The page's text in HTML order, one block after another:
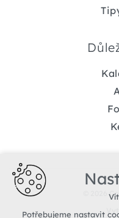
© 2026
Potřebujeme nastavit